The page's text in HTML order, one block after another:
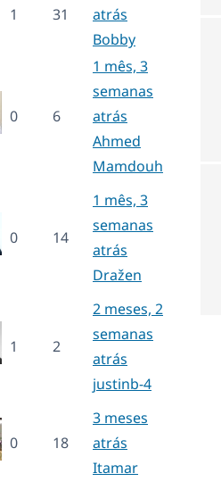
1 31
atrás
Bobby
0 6
1 mês, 3
semanas
atrás
Ahmed
Mamdouh
0 14
1 mês, 3
semanas
atrás
Dražen
1 2
2 meses, 2
semanas
atrás
justinb-4
0 18
3 meses
atrás
Itamar